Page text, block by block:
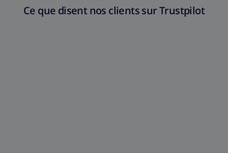
Ce que disent nos clients sur Trustpilot